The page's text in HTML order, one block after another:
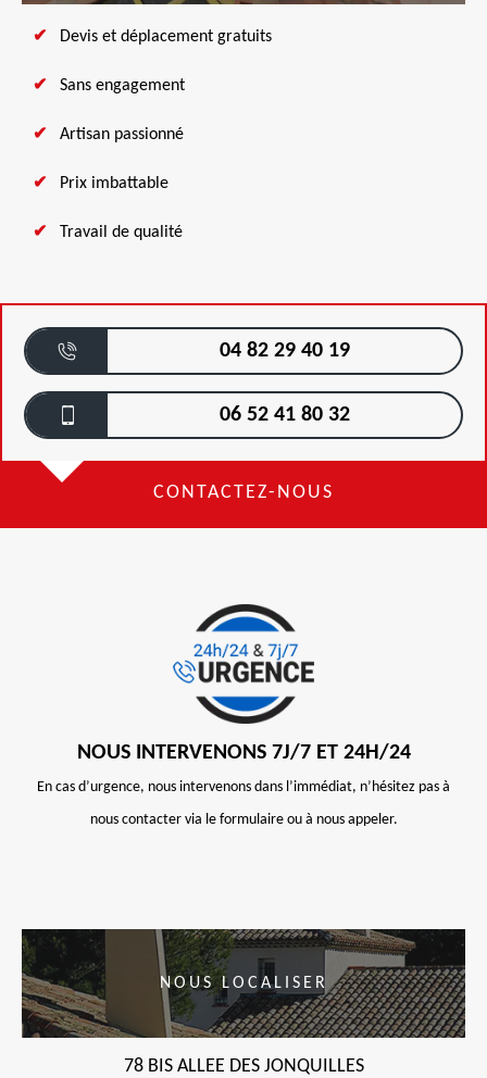
Devis et déplacement gratuits
Sans engagement
Artisan passionné
Prix imbattable
Travail de qualité
04 82 29 40 19
06 52 41 80 32
CONTACTEZ-NOUS
NOUS INTERVENONS 7J/7 ET 24H/24
En cas d’urgence, nous intervenons dans l’immédiat, n’hésitez pas à
nous contacter via le formulaire ou à nous appeler.
NOUS LOCALISER
78 BIS ALLEE DES JONQUILLES